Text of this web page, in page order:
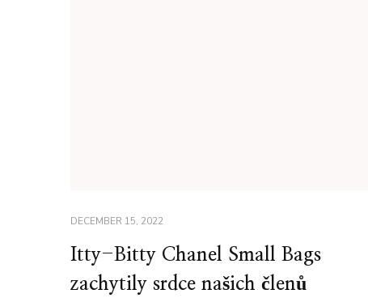
DECEMBER 15, 2022
Itty-Bitty Chanel Small Bags
zachytily srdce našich členů